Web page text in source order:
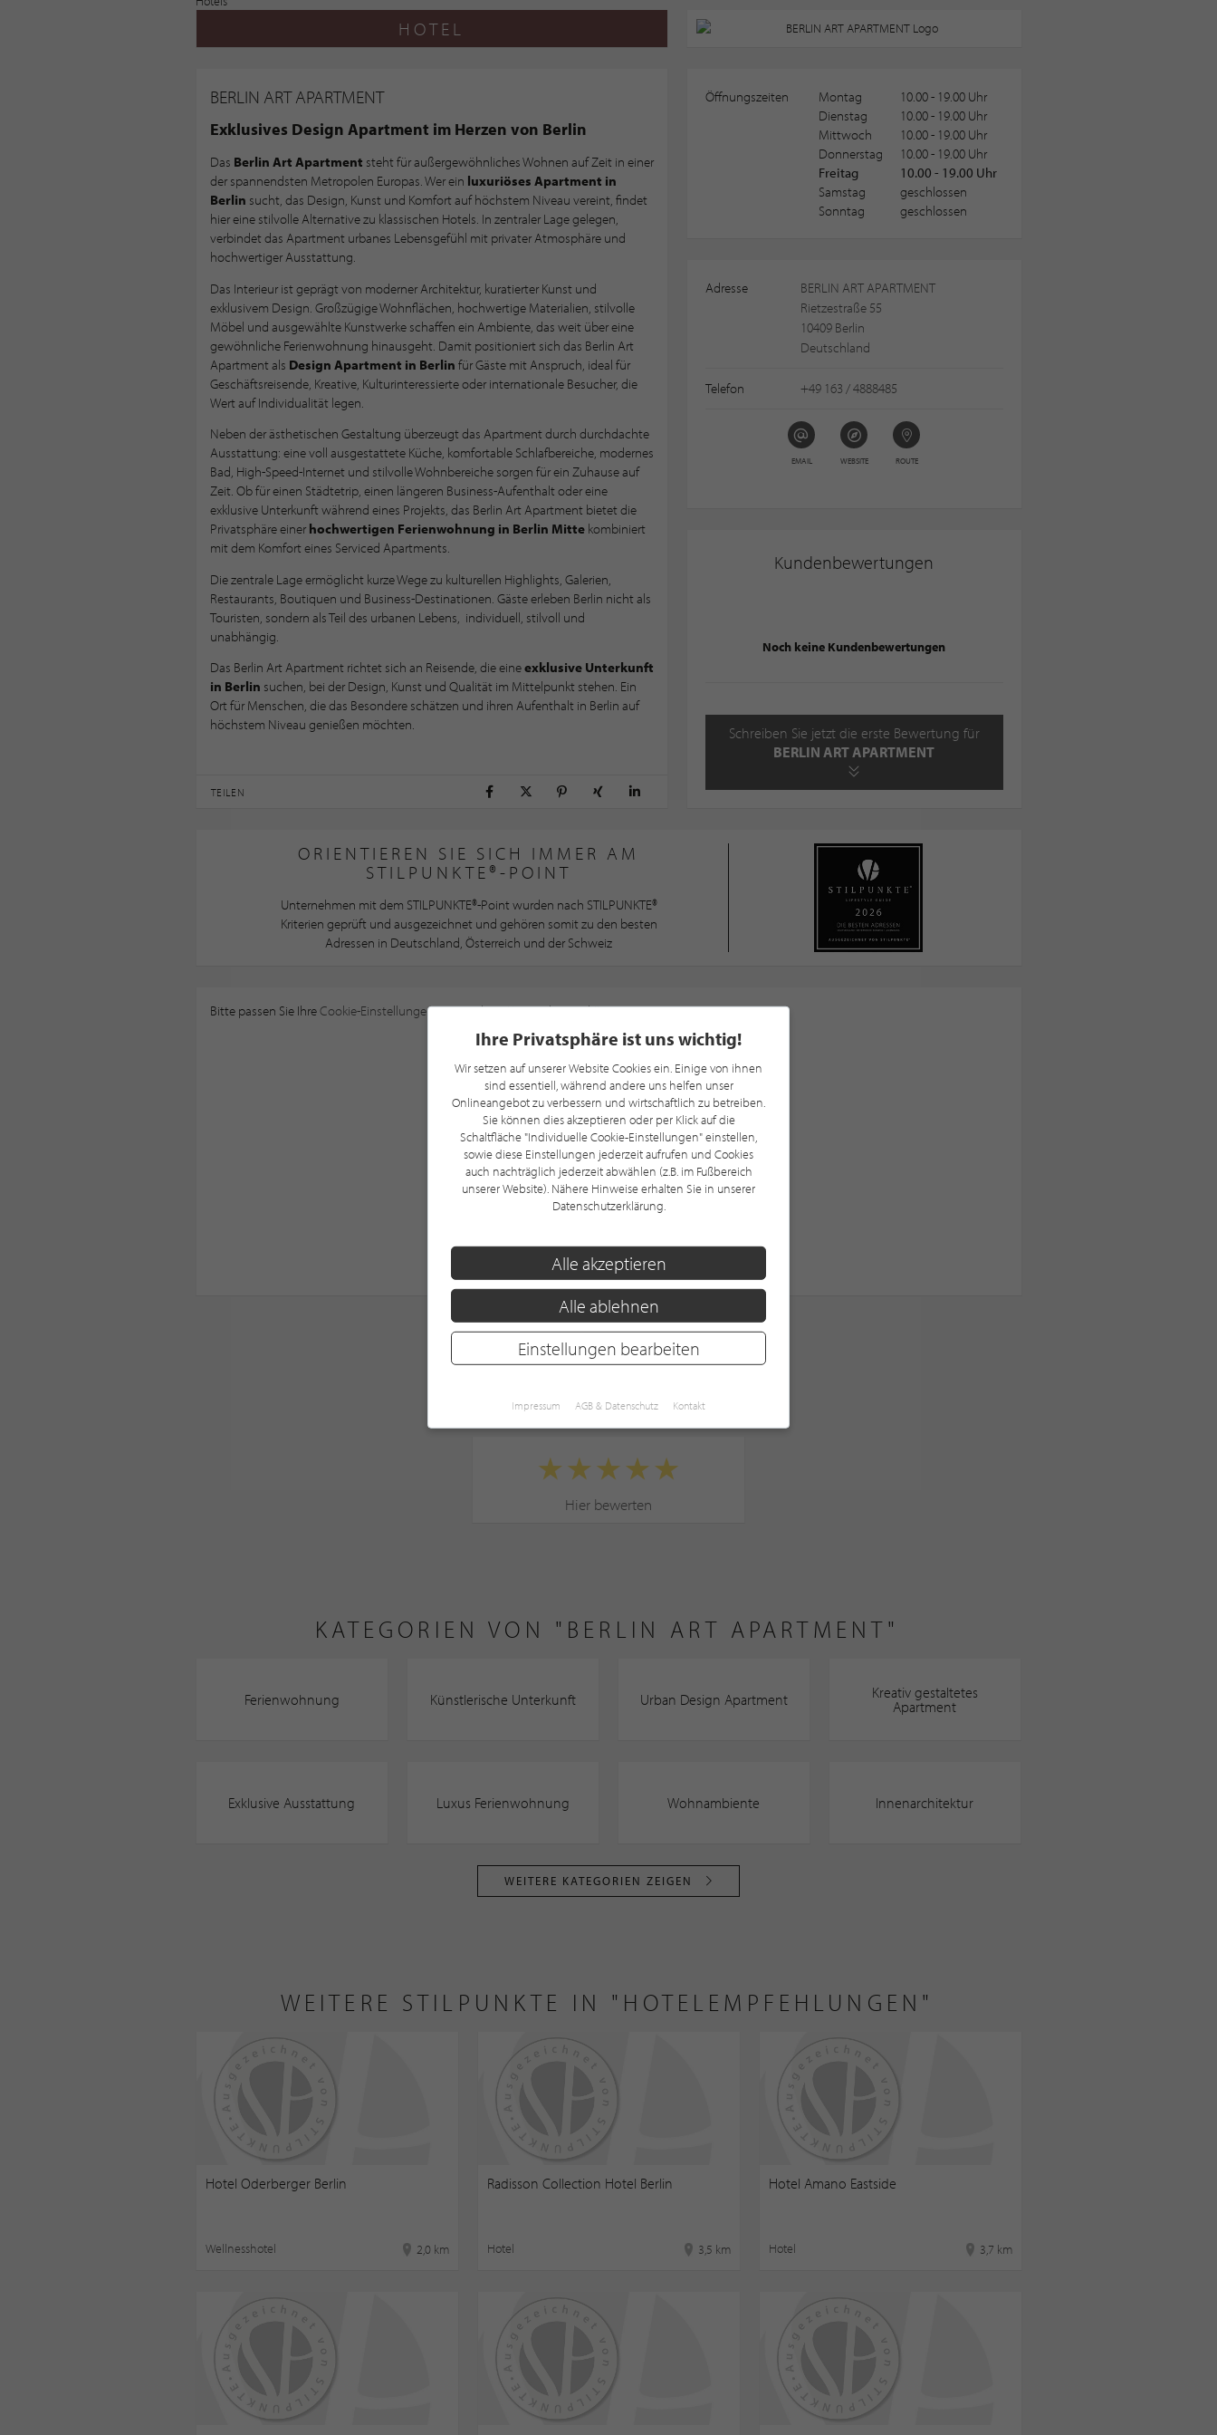
HOTEL
BERLIN ART APARTMENT
Exklusives Design Apartment im Herzen von Berlin
Das Berlin Art Apartment steht für außergewöhnliches Wohnen auf Zeit in einer
der spannendsten Metropolen Europas. Wer ein luxuriöses Apartment in
Berlin sucht, das Design, Kunst und Komfort auf höchstem Niveau vereint, findet
hier eine stilvolle Alternative zu klassischen Hotels. In zentraler Lage gelegen,
verbindet das Apartment urbanes Lebensgefühl mit privater Atmosphäre und
hochwertiger Ausstattung.
Das Interieur ist geprägt von moderner Architektur, kuratierter Kunst und
exklusivem Design. Großzügige Wohnflächen, hochwertige Materialien, stilvolle
Möbel und ausgewählte Kunstwerke schaffen ein Ambiente, das weit über eine
gewöhnliche Ferienwohnung hinausgeht. Damit positioniert sich das Berlin Art
Apartment als Design Apartment in Berlin für Gäste mit Anspruch, ideal für
Geschäftsreisende, Kreative, Kulturinteressierte oder internationale Besucher, die
Wert auf Individualität legen.
Neben der ästhetischen Gestaltung überzeugt das Apartment durch durchdachte
Ausstattung: eine voll ausgestattete Küche, komfortable Schlafbereiche, modernes
Bad, High-Speed-Internet und stilvolle Wohnbereiche sorgen für ein Zuhause auf
Zeit. Ob für einen Städtetrip, einen längeren Business-Aufenthalt oder eine
exklusive Unterkunft während eines Projekts, das Berlin Art Apartment bietet die
Privatsphäre einer hochwertigen Ferienwohnung in Berlin Mittekombiniert
mit dem Komfort eines Serviced Apartments.
Die zentrale Lage ermöglicht kurze Wege zu kulturellen Highlights, Galerien,
Restaurants, Boutiquen und Business-Destinationen. Gäste erleben Berlin nicht als
Touristen, sondern als Teil des urbanen Lebens, individuell, stilvoll und
unabhängig.
Das Berlin Art Apartment richtet sich an Reisende, die eineexklusive Unterkunft
in Berlin suchen, bei der Design, Kunst und Qualität im Mittelpunkt stehen. Ein
Ort für Menschen, die das Besondere schätzen und ihren Aufenthalt in Berlin auf
höchstem Niveau genießen möchten.
TEILEN
Öffnungszeiten Montag
10.00 - 19.00 Uhr
Dienstag
10.00 - 19.00 Uhr
Mittwoch
10.00 - 19.00 Uhr
Donnerstag
10.00 - 19.00 Uhr
Freitag
10.00 - 19.00 Uhr
Samstag
geschlossen
Sonntag
geschlossen
Adresse
BERLIN ART APARTMENT
Rietzestraße 55
10409 Berlin
Deutschland
Telefon +49 163 / 4888485
EMAIL WEBSITE ROUTE
Kundenbewertungen
Noch keine Kundenbewertungen
Schreiben Sie jetzt die erste Bewertung für
BERLIN ART APARTMENT
ORIENTIEREN SIE SICH IMMER AM
STILPUNKTE®-POINT
Unternehmen mit dem STILPUNKTE®-Point wurden nach STILPUNKTE®
Kriterien geprüft und ausgezeichnet und gehören somit zu den besten
Adressen in Deutschland, Österreich und der Schweiz
Bitte passen Sie IhreCookie-Einstellungenan, um diese Karte sehen zu können.
KUNDENBEWERTUNGEN
Hier bewerten
KATEGORIEN VON "BERLIN ART APARTMENT"
Ferienwohnung Künstlerische Unterkunft Urban Design Apartment
Kreativ gestaltetes
Apartment
Exklusive Ausstattung Luxus Ferienwohnung Wohnambiente Innenarchitektur
WEITERE KATEGORIEN ZEIGEN
WEITERE STILPUNKTE IN "HOTELEMPFEHLUNGEN"
Hotel Oderberger Berlin
Wellnesshotel 2,0 km
Radisson Collection Hotel Berlin
Hotel 3,5 km
Hotel Amano Eastside
Hotel 3,7 km
Ihre Privatsphäre ist uns wichtig!
Wir setzen auf unserer Website Cookies ein. Einige von ihnen
sind essentiell, während andere uns helfen unser
Onlineangebot zu verbessern und wirtschaftlich zu betreiben.
Sie können dies akzeptieren oder per Klick auf die
Schaltfläche "Individuelle Cookie-Einstellungen" einstellen,
sowie diese Einstellungen jederzeit aufrufen und Cookies
auch nachträglich jederzeit abwählen (z.B. im Fußbereich
unserer Website). Nähere Hinweise erhalten Sie in unserer
Datenschutzerklärung.
Alle akzeptieren
Alle ablehnen
Einstellungen bearbeiten
Impressum AGB & Datenschutz Kontakt